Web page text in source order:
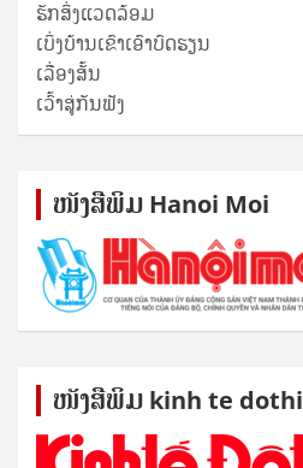
ຮັກສິ່ງແວດລ້ອມ
ເບິ່ງບ້ານເຂົາເອົາບົດຮຽນ
ເລື່ອງສັ້ນ
ເວົ້າສູ່ກັນຟັງ
ໜັງ​ສື​ພິມ Hanoi Moi
ໜັງ​ສື​ພິມ kinh te dothi